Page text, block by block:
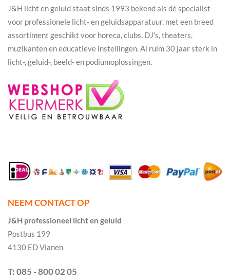
J&H licht en geluid staat sinds 1993 bekend als dé specialist
voor professionele licht- en geluidsapparatuur, met een breed
assortiment geschikt voor horeca, clubs, DJ's, theaters,
muzikanten en educatieve instellingen. Al ruim 30 jaar sterk in
licht-, geluid-, beeld- en podiumoplossingen.
NEEM CONTACT OP
J&H professioneel licht en geluid
Postbus 199
4130 ED Vianen
T: 085 - 800 02 05